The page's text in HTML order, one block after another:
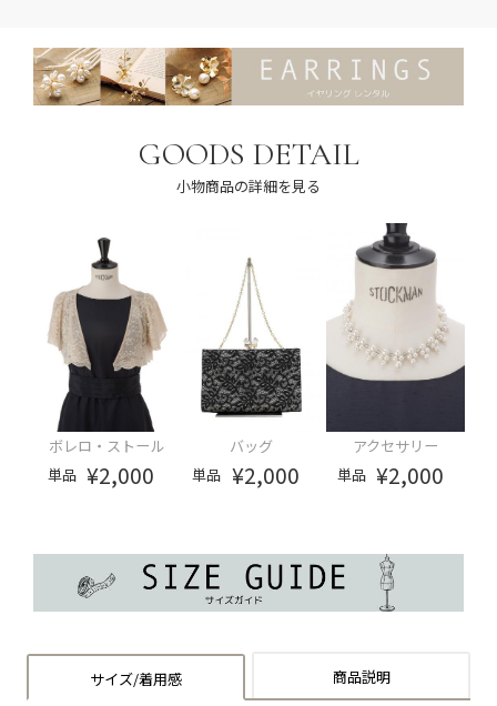
GOODS DETAIL
小物商品の詳細を見る
ボレロ・ストール
単品 ¥2,000
バッグ
単品 ¥2,000
アクセサリー
単品 ¥2,000
サイズ/着用感 商品説明